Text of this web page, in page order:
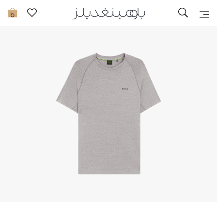
0 تخفيضات
مزيد من التخفيضات